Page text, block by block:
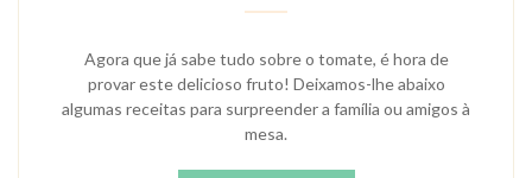
Agora que já sabe tudo sobre o tomate, é hora de
provar este delicioso fruto! Deixamos-lhe abaixo
algumas receitas para surpreender a família ou amigos à
mesa.